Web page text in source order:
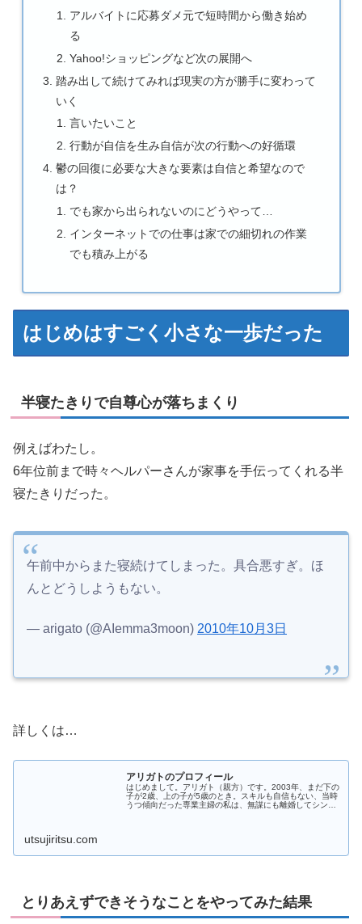
アルバイトに応募ダメ元で短時間から働き始め
る
Yahoo!ショッピングなど次の展開へ
踏み出して続けてみれば現実の方が勝手に変わって
いく
言いたいこと
行動が自信を生み自信が次の行動への好循環
鬱の回復に必要な大きな要素は自信と希望なので
は？
でも家から出られないのにどうやって…
インターネットでの仕事は家での細切れの作業
でも積み上がる
はじめはすごく小さな一歩だった
半寝たきりで自尊心が落ちまくり
例えばわたし。
6年位前まで時々ヘルパーさんが家事を手伝ってくれる半
寝たきりだった。
午前中からまた寝続けてしまった。具合悪すぎ。ほ
んとどうしようもない。
— arigato (@AIemma3moon) 2010年10月3日
詳しくは…
アリガトのプロフィール
はじめまして。アリガト（親方）です。2003年、まだ下の
子が2歳、上の子が5歳のとき。スキルも自信もない、当時
うつ傾向だった専業主婦の私は、無謀にも離婚してシング
utsujiritsu.com
とりあえずできそうなことをやってみた結果